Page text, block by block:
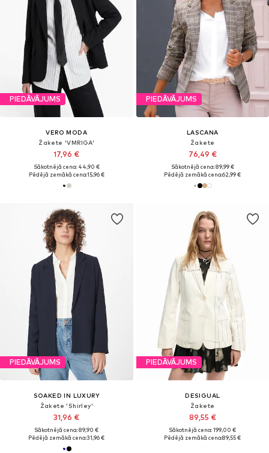
PIEDĀVĀJUMS
VERO MODA
Žakete 'VMRIGA'
17,96 €
Sākotnējā cena: 44,90 €
Pēdējā zemākā cena:15,96 €
PIEDĀVĀJUMS
LASCANA
Žakete
76,49 €
Sākotnējā cena: 89,99 €
Pēdējā zemākā cena:62,99 €
PIEDĀVĀJUMS
SOAKED IN LUXURY
Žakete 'Shirley'
31,96 €
Sākotnējā cena: 89,90 €
Pēdējā zemākā cena:31,96 €
PIEDĀVĀJUMS
DESIGUAL
Žakete
89,55 €
Sākotnējā cena: 199,00 €
Pēdējā zemākā cena:89,55 €